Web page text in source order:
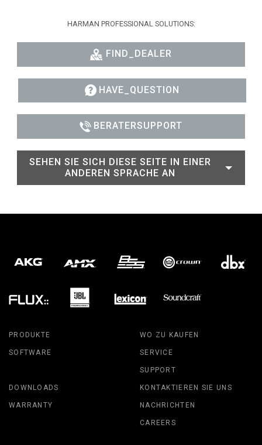
HARMAN PROFESSIONAL SOLUTIONS:
FIND_DEALER
HAVE_QUESTION
BERATERSUPPORT
SEHEN SIE SICH DIESE SEITE IN EINER
ANDEREN SPRACHE AN
PRODUKTE
SOFTWARE
WO ZU KAUFEN
SERVICE
SUPPORT
DOWNLOADS
WARRANTY
KONTAKTIEREN SIE UNS
NACHRICHTEN
CAREERS